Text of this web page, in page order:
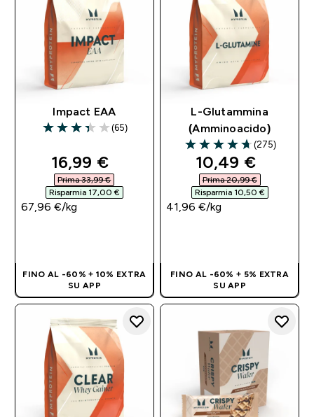
Impact EAA
3.38 out of 5 stars
(65)
discounted price
16,99 €‎
Prima 33,99 €‎
Risparmia 17,00 €‎
67,96 €‎/kg
FINO AL -60% + 10% EXTRA
SU APP
L-Glutammina
(Amminoacido)
4.69 out of 5 stars
(275)
discounted
10,49 €‎
Prima 20,99 €‎
Risparmia 10,50 €‎
41,96 €‎/kg
FINO AL -60% + 5% EXTRA
SU APP